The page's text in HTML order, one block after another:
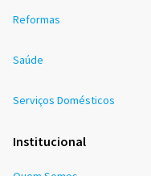
Reformas
Saúde
Serviços Domésticos
Institucional